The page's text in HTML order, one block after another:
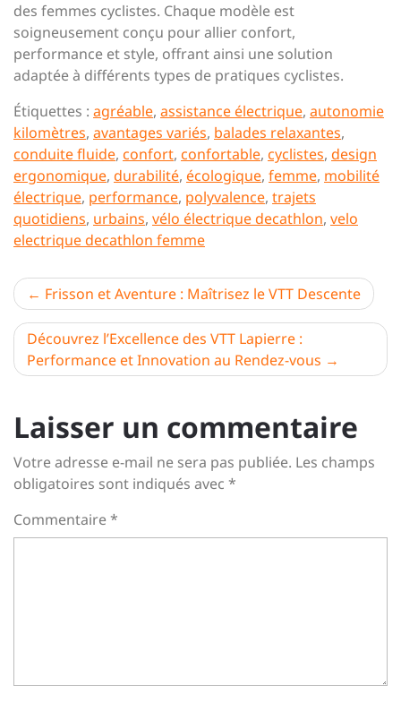
des femmes cyclistes. Chaque modèle est
soigneusement conçu pour allier confort,
performance et style, offrant ainsi une solution
adaptée à différents types de pratiques cyclistes.
Étiquettes : agréable, assistance électrique, autonomie
kilomètres, avantages variés, balades relaxantes,
conduite fluide, confort, confortable, cyclistes, design
ergonomique, durabilité, écologique, femme, mobilité
électrique, performance, polyvalence, trajets
quotidiens, urbains, vélo électrique decathlon, velo
electrique decathlon femme
Navigation
de
l’article
Frisson et Aventure : Maîtrisez le VTT Descente
Découvrez l’Excellence des VTT Lapierre :
Performance et Innovation au Rendez-vous
Laisser un commentaire
Votre adresse e-mail ne sera pas publiée. Les champs
obligatoires sont indiqués avec *
Commentaire*